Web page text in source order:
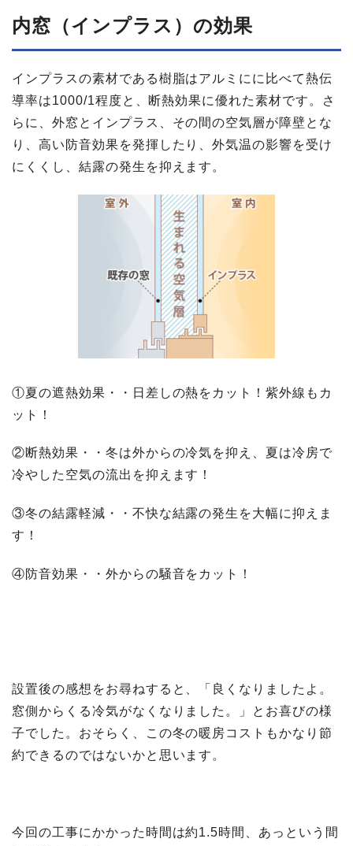
内窓​（インプラス）の​効果
インプラスの素材である樹脂はアルミにに比べて熱伝
導率は1000/1程度と、断熱効果に優れた素材です。さ
らに、外窓とインプラス、その間の空気層が障壁とな
り、高い防音効果を発揮したり、外気温の影響を受け
にくくし、結露の発生を抑えます。
①夏の遮熱効果・・日差しの熱をカット！紫外線もカ
ット！
②断熱効果・・冬は外からの冷気を抑え、夏は冷房で
冷やした空気の流出を抑えます！
③冬の結露軽減・・不快な結露の発生を大幅に抑えま
す！
④防音効果・・外からの騒音をカット！
設置後の感想をお尋ねすると、「良くなりましたよ。
窓側からくる冷気がなくなりました。」とお喜びの様
子でした。おそらく、この冬の暖房コストもかなり節
約できるのではないかと思います。
今回の工事にかかった時間は約1.5時間、あっという間